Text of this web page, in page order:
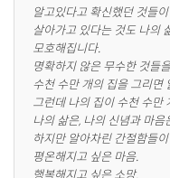
알고있다고 확신했던 것들
살아가고 있다는 것도 나의
모호해집니다.
명확하지 않은 무수한 것들을
수천 수만 개의 집을 그리면
그런데 나의 집이 수천 수만
나의 삶은, 나의 신념과 마
하지만 알아차린 간절함들
평온해지고 싶은 마음.
행복해지고 싶은 소망.